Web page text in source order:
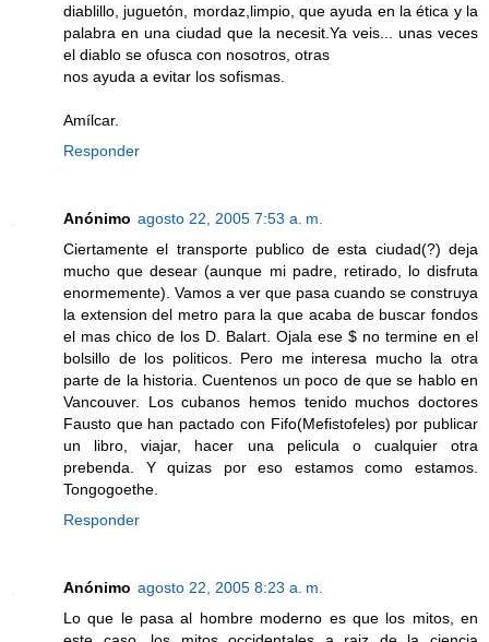
diablillo, juguetón, mordaz,limpio, que ayuda en la ética y la
palabra en una ciudad que la necesit.Ya veis... unas veces
el diablo se ofusca con nosotros, otras
nos ayuda a evitar los sofismas.
Amílcar.
Responder
Anónimo agosto 22, 2005 7:53 a. m.
Ciertamente el transporte publico de esta ciudad(?) deja
mucho que desear (aunque mi padre, retirado, lo disfruta
enormemente). Vamos a ver que pasa cuando se construya
la extension del metro para la que acaba de buscar fondos
el mas chico de los D. Balart. Ojala ese $ no termine en el
bolsillo de los politicos. Pero me interesa mucho la otra
parte de la historia. Cuentenos un poco de que se hablo en
Vancouver. Los cubanos hemos tenido muchos doctores
Fausto que han pactado con Fifo(Mefistofeles) por publicar
un libro, viajar, hacer una pelicula o cualquier otra
prebenda. Y quizas por eso estamos como estamos.
Tongogoethe.
Responder
Anónimo agosto 22, 2005 8:23 a. m.
Lo que le pasa al hombre moderno es que los mitos, en